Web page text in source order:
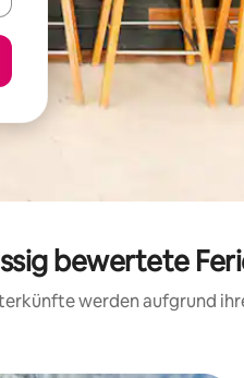
bewertete
werden aufgrund